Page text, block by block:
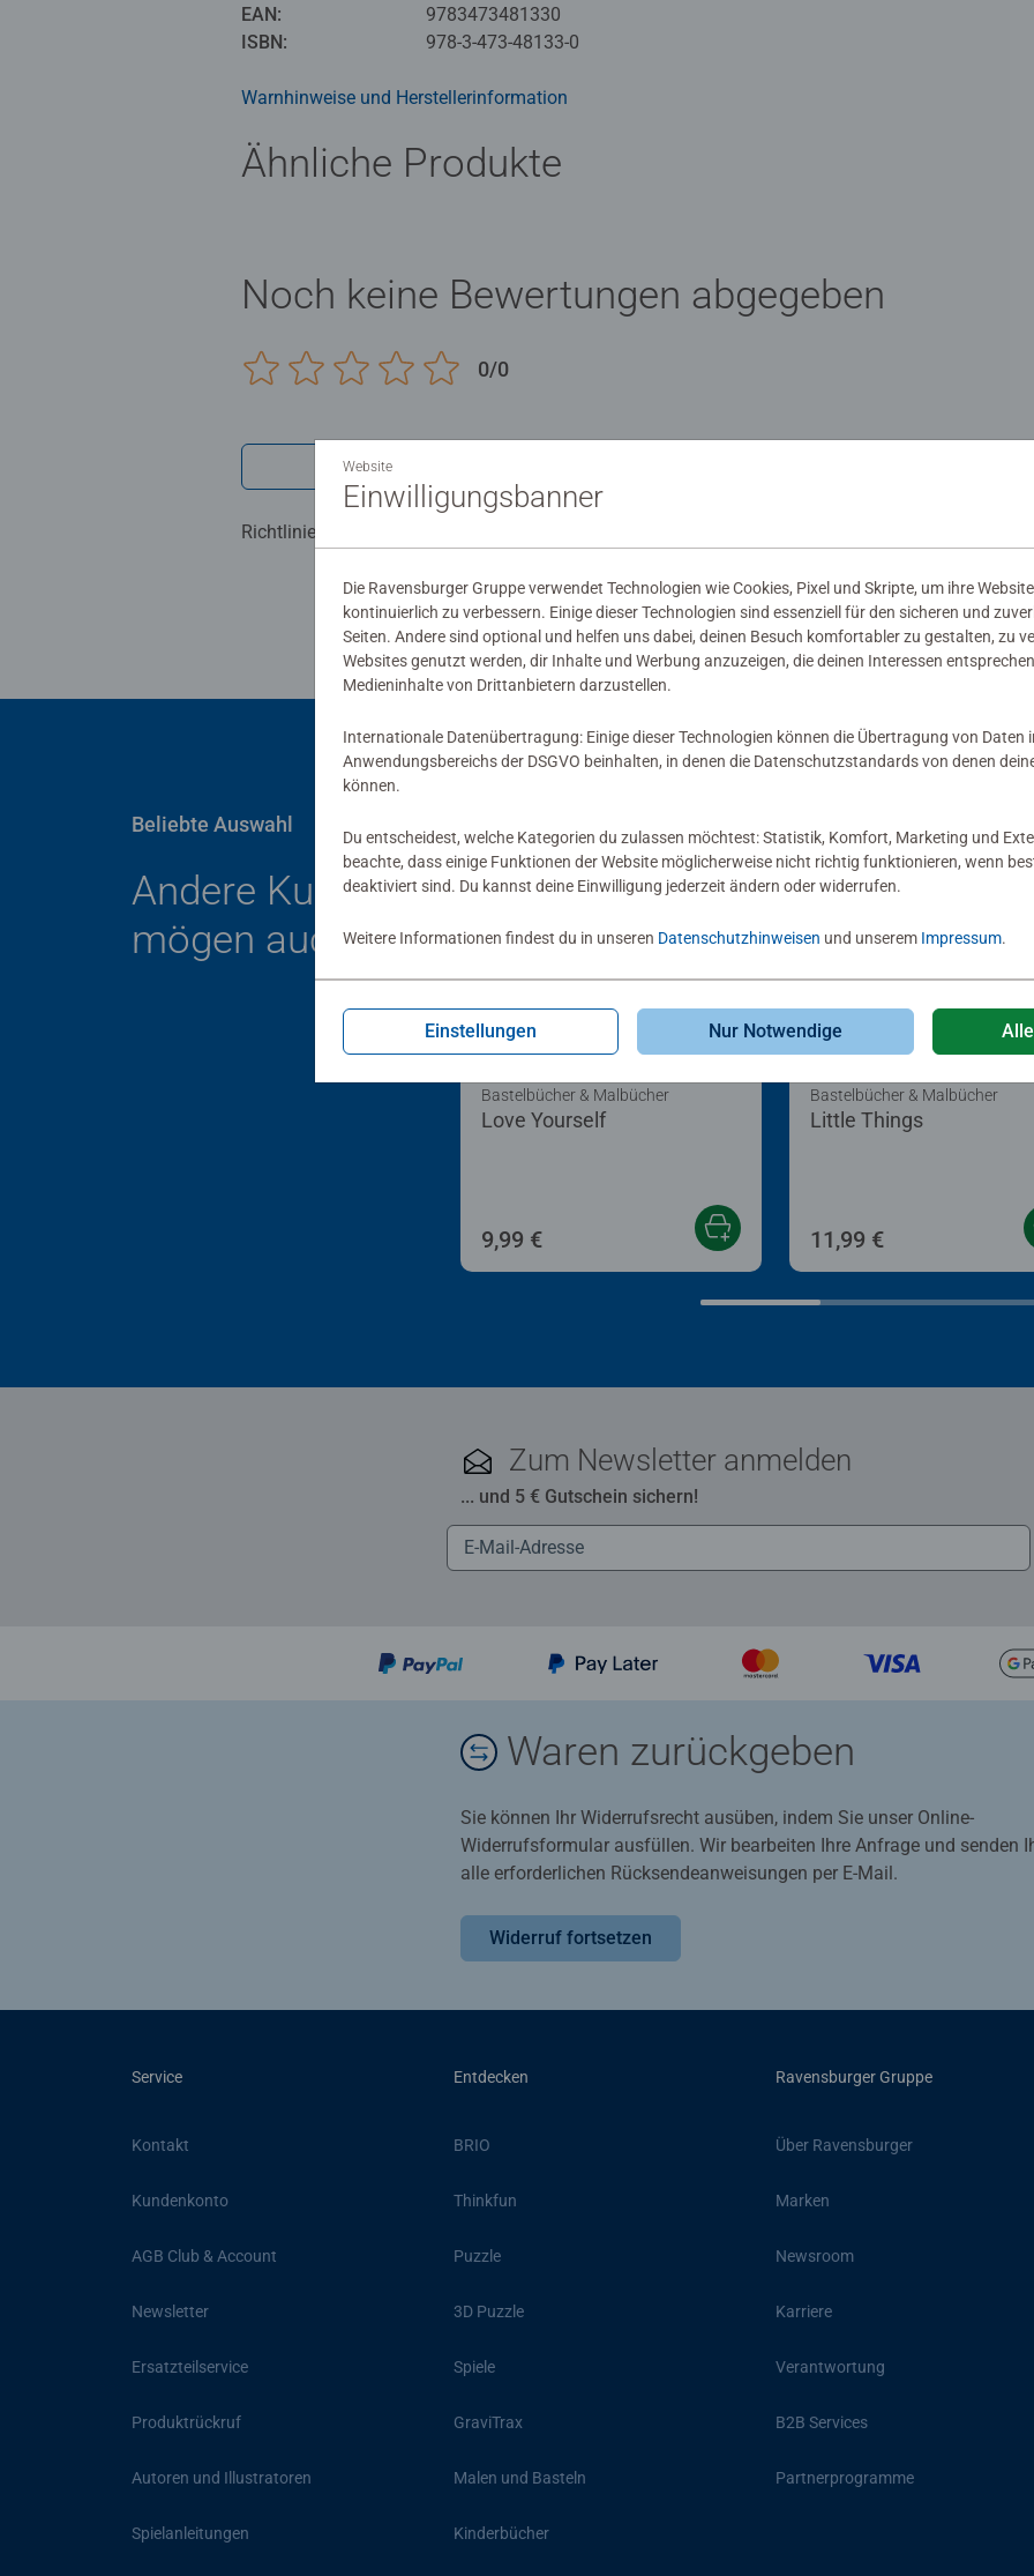
EAN:
9783473481330
ISBN:
978-3-473-48133-0
Warnhinweise und Herstellerinformation
Ähnliche Produkte
Noch keine Bewertungen abgegeben
0/0
Richtlinien für Bewertungen
Beliebte Auswahl
Andere Kunden
mögen auch
Love Yourself
Bastelbücher & Malbücher
9,99 €
Little Things
Bastelbücher & Malbücher
11,99 €
Zum Newsletter anmelden
... und 5 € Gutschein sichern!
Waren zurückgeben
Sie können Ihr Widerrufsrecht ausüben, indem Sie unser Online-
Widerrufsformular ausfüllen. Wir bearbeiten Ihre Anfrage und senden
alle erforderlichen Rücksendeanweisungen per E-Mail.
Widerruf fortsetzen
Service
Kontakt
Kundenkonto
AGB Club & Account
Newsletter
Ersatzteilservice
Produktrückruf
Autoren und Illustratoren
Spielanleitungen
Entdecken
BRIO
Thinkfun
Puzzle
3D Puzzle
Spiele
GraviTrax
Malen und Basteln
Kinderbücher
Ravensburger Gruppe
Über Ravensburger
Marken
Newsroom
Karriere
Verantwortung
B2B Services
Partnerprogramme
Website
Einwilligungsbanner
Die Ravensburger Gruppe verwendet Technologien wie Cookies, Pixel und Skripte, um ihre
kontinuierlich zu verbessern. Einige dieser Technologien sind essenziell für den sicheren und
Seiten. Andere sind optional und helfen uns dabei, deinen Besuch komfortabler zu gestalten, zu
Websites genutzt werden, dir Inhalte und Werbung anzuzeigen, die deinen Interessen
Medieninhalte von Drittanbietern darzustellen.
Internationale Datenübertragung: Einige dieser Technologien können die Übertragung von Daten
Anwendungsbereichs der DSGVO beinhalten, in denen die Datenschutzstandards von denen
können.
Du entscheidest, welche Kategorien du zulassen möchtest: Statistik, Komfort, Marketing und
beachte, dass einige Funktionen der Website möglicherweise nicht richtig funktionieren, wenn
deaktiviert sind. Du kannst deine Einwilligung jederzeit ändern oder widerrufen.
Weitere Informationen findest du in unseren Datenschutzhinweisen und unserem Impressum.
Einstellungen Nur Notwendige